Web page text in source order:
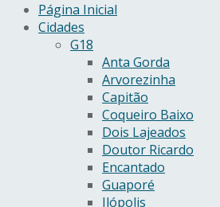
Página Inicial
Cidades
G18
Anta Gorda
Arvorezinha
Capitão
Coqueiro Baixo
Dois Lajeados
Doutor Ricardo
Encantado
Guaporé
Ilópolis